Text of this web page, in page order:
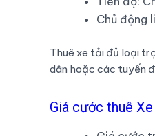
Chủ động
Thuê xe tải đủ loại
dân hoặc các tuyến
Giá cước thuê